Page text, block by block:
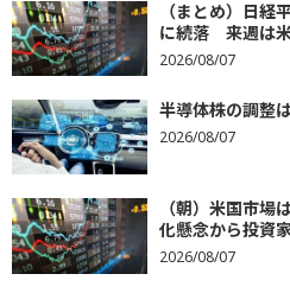
（まとめ）日経
に続落 来週は
2026/08/07
半導体株の調整
2026/08/07
（朝）米国市
化懸念から投資
2026/08/07